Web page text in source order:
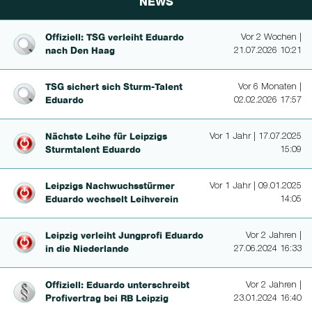
Offiziell: TSG verleiht Eduardo
nach Den Haag
Vor 2 Wochen |
21.07.2026 10:21
TSG sichert sich Sturm-Talent
Eduardo
Vor 6 Monaten |
02.02.2026 17:57
Nächste Leihe für Leipzigs
Sturmtalent Eduardo
Vor 1 Jahr | 17.07.2025
15:09
Leipzigs Nachwuchsstürmer
Eduardo wechselt Leihverein
Vor 1 Jahr | 09.01.2025
14:05
Leipzig verleiht Jungprofi Eduardo
in die Niederlande
Vor 2 Jahren |
27.06.2024 16:33
Offiziell: Eduardo un­terschreibt
Profivertrag bei RB Leipzig
Vor 2 Jahren |
23.01.2024 16:40